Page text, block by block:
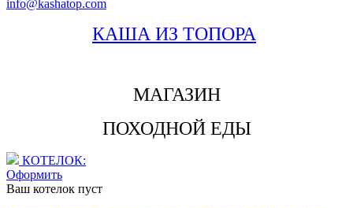
info@kashatop.com
КАША ИЗ ТОПОРА
МАГАЗИН
ПОХОДНОЙ ЕДЫ
КОТЕЛОК:
Оформить
Ваш котелок пуст